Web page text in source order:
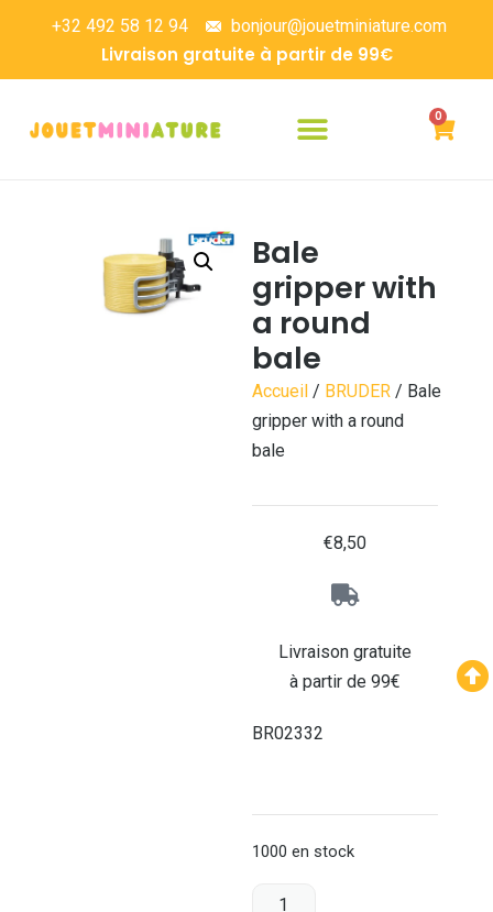
+32 492 58 12 94 bonjour@jouetminiature.com
Livraison gratuite à partir de 99€
0
Bale
gripper with
a round
bale
Accueil/ BRUDER/ Bale
gripper with a round
bale
€8,50
Livraison gratuite
à partir de 99€
BR02332
1000 en stock